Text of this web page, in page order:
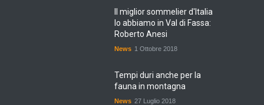
Il miglior sommelier d'Italia
lo abbiamo in Val di Fassa:
Roberto Anesi
News 1 Ottobre 2018
Tempi duri anche per la
fauna in montagna
News 27 Luglio 2018